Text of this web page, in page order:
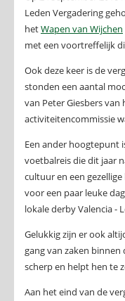
Leden Vergadering
hetWapen van Wijchen
met een voortreffelijk
Ook deze keer is de
stonden een aantal
van Peter Giesbers van
activiteitencommissie
Een ander hoogtepunt
voetbalreis die dit jaar
cultuur en een
voor een paar leuke
lokale derby Valencia -
Gelukkig zijn er ook
gang van zaken
scherp en helpt hen te
Aan het eind van de